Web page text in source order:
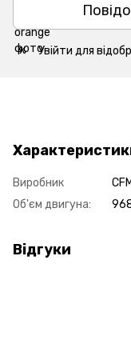
% Увійти для
Виробник
Об'єм двигуна:
Відгуки